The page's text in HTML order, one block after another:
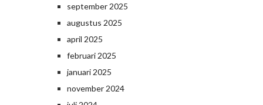
september 2025
augustus 2025
april 2025
februari 2025
januari 2025
november 2024